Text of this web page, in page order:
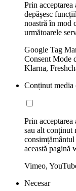
Prin
depășesc
noastră în mod
următoarele
Google Tag
Consent Mode
Klarna,
Conținut media
Prin
sau alt conținut
această pagină
Vimeo,
Necesar